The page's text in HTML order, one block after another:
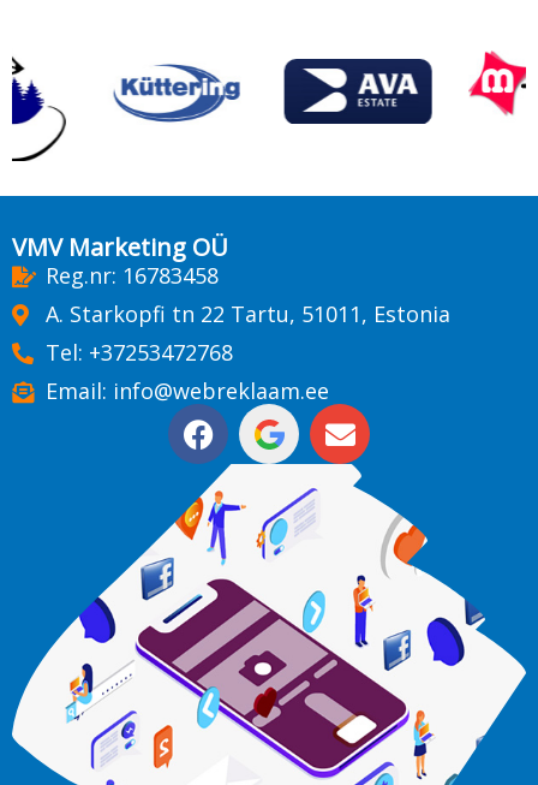
VMV Marketing OÜ
Reg.nr: 16783458
A. Starkopfi tn 22 Tartu, 51011, Estonia
Tel: +37253472768
Email: info@webreklaam.ee
F
a
c
e
b
o
k
E
n
v
p